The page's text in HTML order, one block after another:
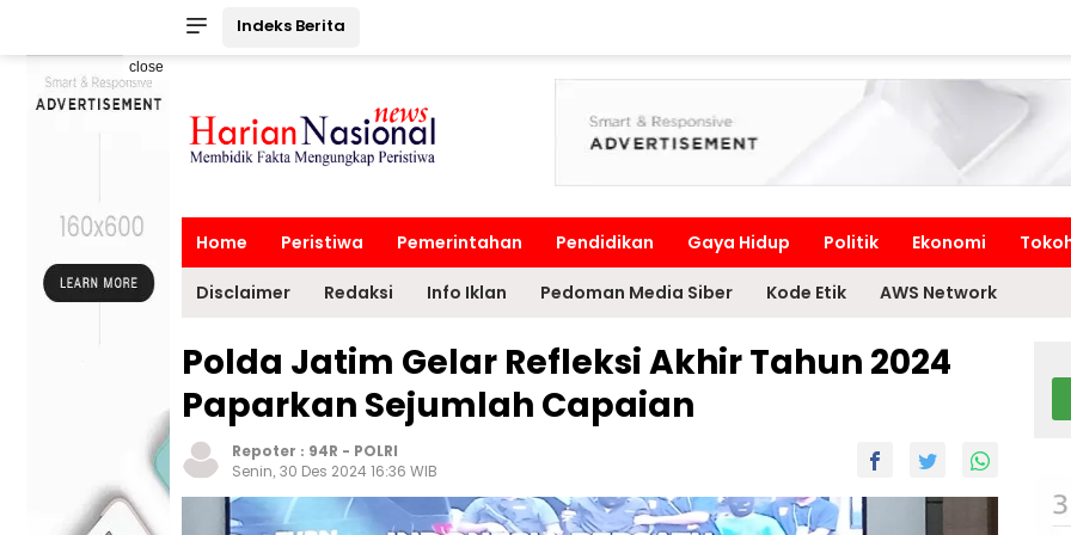
Indeks Berita
close
Home Peristiwa Pemerintahan Pendidikan Gaya Hidup Politik Ekonomi
Disclaimer Redaksi Info Iklan Pedoman Media Siber Kode Etik AWS Network
Polda Jatim Gelar Refleksi Akhir Tahun 2024
Paparkan Sejumlah Capaian
Repoter : 94R - POLRI
Senin, 30 Des 2024 16:36 WIB